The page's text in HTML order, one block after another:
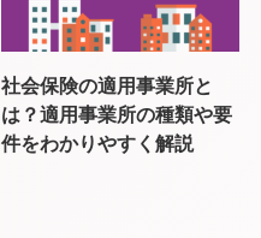
社会保険の適用事業所と
は？適用事業所の種類や要
件をわかりやすく解説